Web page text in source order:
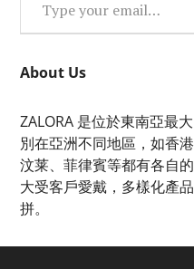
About Us
ZALORA 是位於東南亞最
別在亞洲不同地區，如香
汶莱、菲律賓等都有各自
大受客戶愛戴，多樣化產
拼。